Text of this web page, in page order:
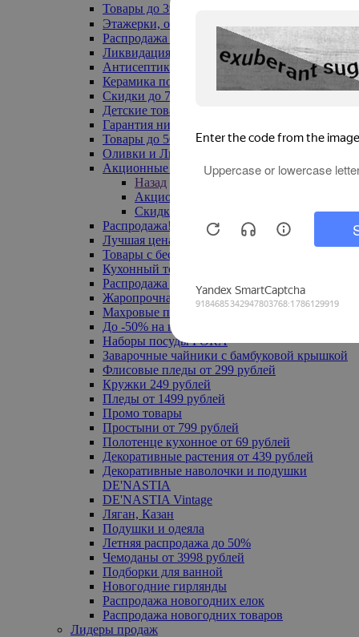
Товары до 399₽
Этажерки, обувницы
Распродажа текстиля до -50%
Ликвидация до -70%
Антисептики
Керамика по 129 руб
Скидки до 70%
Детские товары
Гарантия низкой цены
Товары до 500 руб
Оливки и Лимоны
Акционные товары
Назад
Акционные товары
Скидка 20% по промокоду
Распродажа! Ульяновск до -70%
Лучшая цена
Товары с бесплатной доставкой
Кухонный текстиль
Распродажа до -50%
Жаропрочная посуда
Махровые полотенца
До -50% на ковры
Наборы посуды FORA
Заварочные чайники с бамбуковой крышкой
Флисовые пледы от 299 рублей
Кружки 249 рублей
Пледы от 1499 рублей
Промо товары
Простыни от 799 рублей
Полотенце кухонное от 69 рублей
Декоративные растения от 439 рублей
Декоративные наволочки и подушки
DE'NASTIA
DE'NASTIA Vintage
Ляган, Казан
Подушки и одеяла
Летняя распродажа до 50%
Чемоданы от 3998 рублей
Подборки для ванной
Новогодние гирлянды
Распродажа новогодних елок
Распродажа новогодних товаров
Лидеры продаж